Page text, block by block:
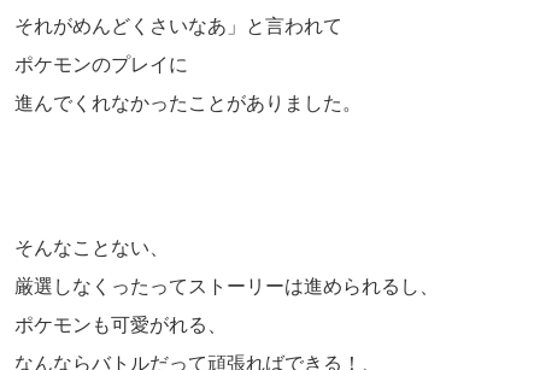
それがめんどくさいなあ」と言われて
ポケモンのプレイに
進んでくれなかったことがありました。
そんなことない、
厳選しなくったってストーリーは進められるし、
ポケモンも可愛がれる、
なんならバトルだって頑張ればできる！、